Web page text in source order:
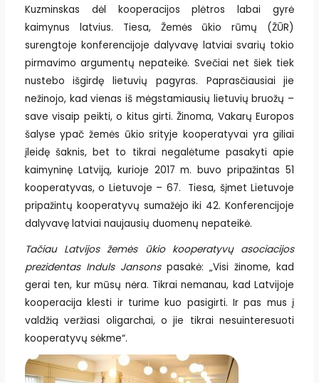
Kuzminskas dėl kooperacijos plėtros labai gyrė
kaimynus latvius. Tiesa, Žemės ūkio rūmų (ŽŪR)
surengtoje konferencijoje dalyvavę latviai svarių tokio
pirmavimo argumentų nepateikė. Svečiai net šiek tiek
nustebo išgirdę lietuvių pagyras. Paprasčiausiai jie
nežinojo, kad vienas iš mėgstamiausių lietuvių bruožų –
save visaip peikti, o kitus girti. Žinoma, Vakarų Europos
šalyse ypač žemės ūkio srityje kooperatyvai yra giliai
įleidę šaknis, bet to tikrai negalėtume pasakyti apie
kaimyninę Latviją, kurioje 2017 m. buvo pripažintas 51
kooperatyvas, o Lietuvoje – 67. Tiesa, šįmet Lietuvoje
pripažintų kooperatyvų sumažėjo iki 42. Konferencijoje
dalyvavę latviai naujausių duomenų nepateikė.
Tačiau Latvijos žemės ūkio kooperatyvų asociacijos
prezidentas Induls Jansons pasakė: „Visi žinome, kad
gerai ten, kur mūsų nėra. Tikrai nemanau, kad Latvijoje
kooperacija klesti ir turime kuo pasigirti. Ir pas mus į
valdžią veržiasi oligarchai, o jie tikrai nesuinteresuoti
kooperatyvų sėkme“.